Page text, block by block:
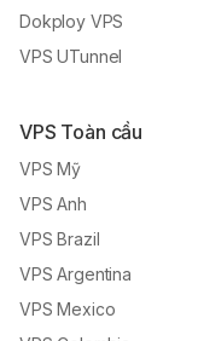
Dokploy VPS
VPS UTunnel
VPS Toàn cầu
VPS Mỹ
VPS Anh
VPS Brazil
VPS Argentina
VPS Mexico